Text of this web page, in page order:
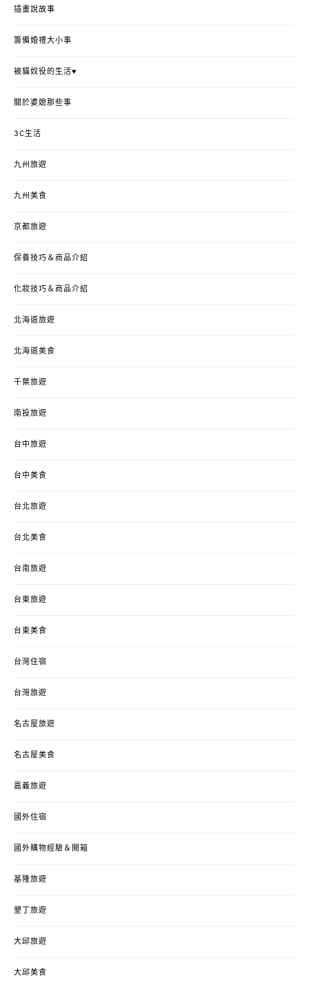
插畫說故事
籌備婚禮大小事
被貓奴役的生活♥
關於婆媳那些事
3C生活
九州旅遊
九州美食
京都旅遊
保養技巧＆商品介紹
化妝技巧＆商品介紹
北海道旅遊
北海道美食
千葉旅遊
南投旅遊
台中旅遊
台中美食
台北旅遊
台北美食
台南旅遊
台東旅遊
台東美食
台灣住宿
台灣旅遊
名古屋旅遊
名古屋美食
嘉義旅遊
國外住宿
國外購物經驗＆開箱
基隆旅遊
墾丁旅遊
大邱旅遊
大邱美食